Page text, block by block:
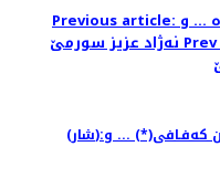
Previous article: چه‌ند شیعرێ له‌ (فازڵ عه‌ززاوی)ـه‌وه‌ ... و
نه‌ژاد عزیز سورمێPrev
(شار)ی شاعیری گریكی ناسراو .. كوسته‌نـتین كه‌فـافی(*) ... و: